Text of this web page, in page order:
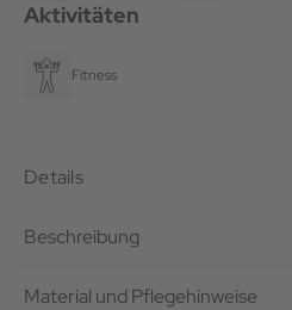
Aktivitäten
Fitness
Details
Beschreibung
Material und Pflegehinweise